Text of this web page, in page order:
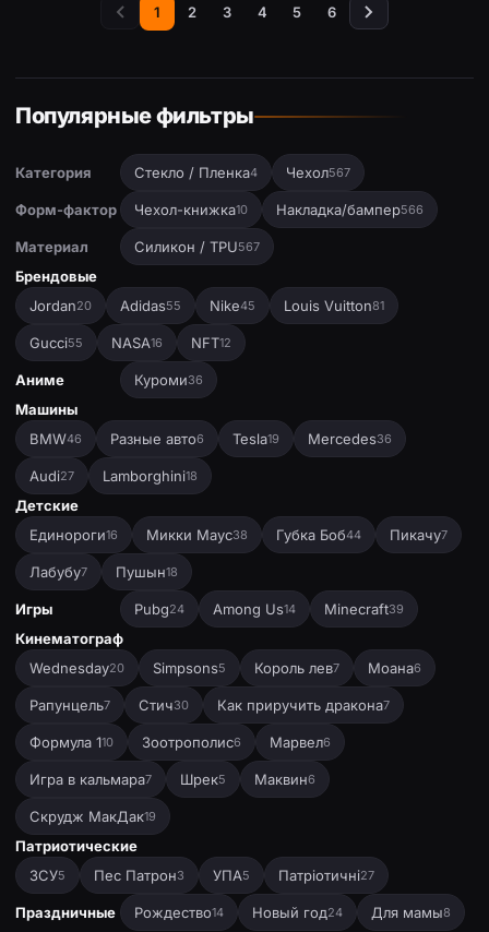
1
2 3 4 5 6
Популярные фильтры
Категория Стекло / Пленка4 Чехол567
Форм-фактор Чехол-книжка10 Накладка/бампер566
Материал Силикон / TPU567
Брендовые
Jordan20 Adidas55 Nike45 Louis Vuitton81
Gucci55 NASA16 NFT12
Аниме Куроми36
Машины
BMW46 Разные авто6 Tesla19 Mercedes36
Audi27 Lamborghini18
Детские
Единороги16 Микки Маус38 Губка Боб44 Пикачу7
Лабубу7 Пушын18
Игры Pubg24 Among Us14 Minecraft39
Кинематограф
Wednesday20 Simpsons5 Король лев7 Моана6
Рапунцель7 Стич30 Как приручить дракона7
Формула 110 Зоотрополис6 Марвел6
Игра в кальмара7 Шрек5 Маквин6
Скрудж МакДак19
Патриотические
ЗСУ5 Пес Патрон3 УПА5 Патріотичні27
Праздничные Рождество14 Новый год24 Для мамы8